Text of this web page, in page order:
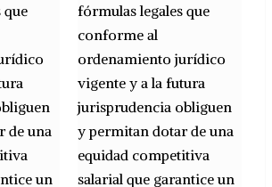
que
de una
un
fórmulas legales que
conforme al
ordenamiento jurídico
vigente y a la futura
jurisprudencia obliguen
y permitan dotar de una
equidad competitiva
salarial que garantice un